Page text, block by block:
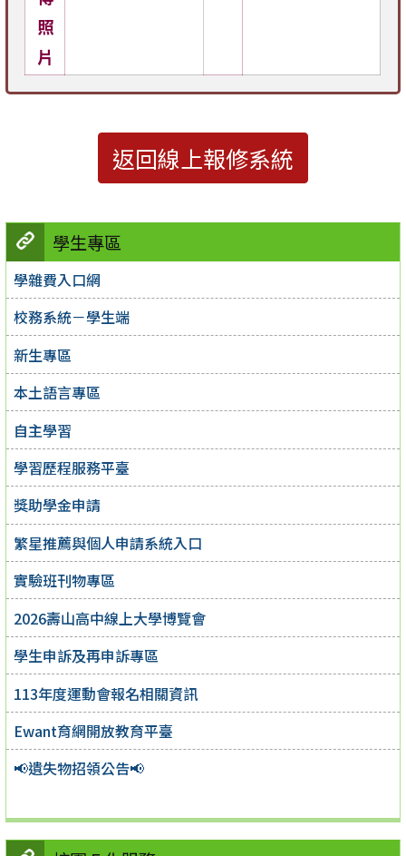
學生專區
學雜費入口網
校務系統－學生端
新生專區
本土語言專區
自主學習
學習歷程服務平臺
獎助學金申請
繁星推薦與個人申請系統入口
實驗班刊物專區
2026壽山高中線上大學博覽會
學生申訴及再申訴專區
113年度運動會報名相關資訊
Ewant育網開放教育平臺
📢遺失物招領公告📢
照
片
返回線上報修系統